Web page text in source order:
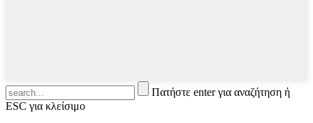
Πατήστε enter για αναζήτηση ή
ESC για κλείσιμο